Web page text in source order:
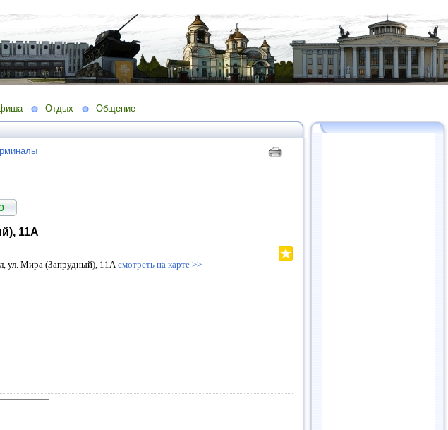
Отдых Общение
11А
ул. Мира (Запрудный), 11Асмотреть на карте >>